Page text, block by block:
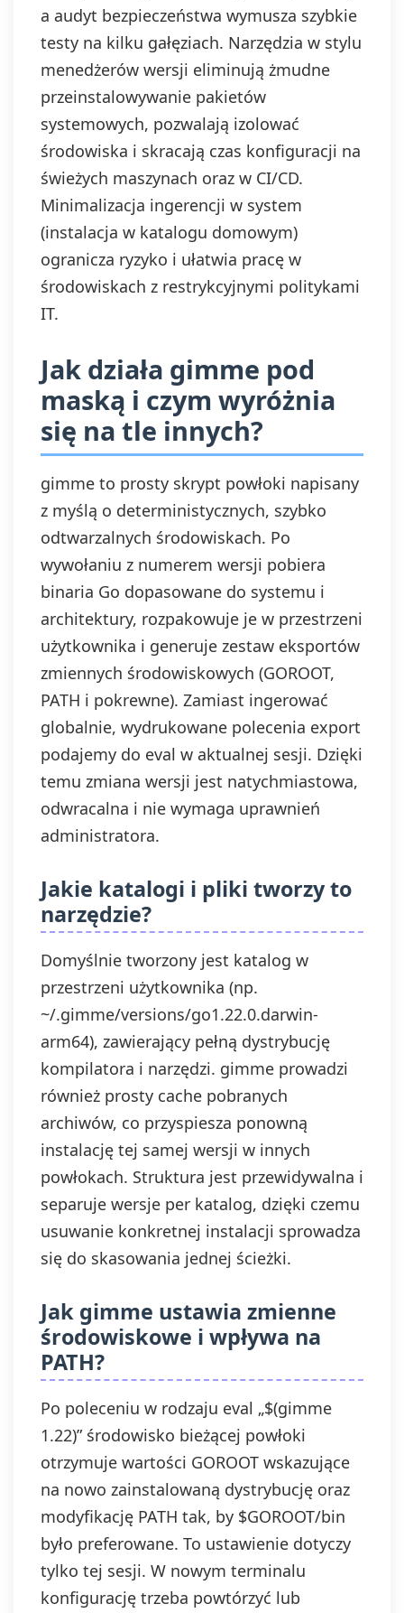
a audyt bezpieczeństwa wymusza szybkie
testy na kilku gałęziach. Narzędzia w stylu
menedżerów wersji eliminują żmudne
przeinstalowywanie pakietów
systemowych, pozwalają izolować
środowiska i skracają czas konfiguracji na
świeżych maszynach oraz w CI/CD.
Minimalizacja ingerencji w system
(instalacja w katalogu domowym)
ogranicza ryzyko i ułatwia pracę w
środowiskach z restrykcyjnymi politykami
IT.
Jak działa gimme pod
maską i czym wyróżnia
się na tle innych?
gimme to prosty skrypt powłoki napisany
z myślą o deterministycznych, szybko
odtwarzalnych środowiskach. Po
wywołaniu z numerem wersji pobiera
binaria Go dopasowane do systemu i
architektury, rozpakowuje je w przestrzeni
użytkownika i generuje zestaw eksportów
zmiennych środowiskowych (GOROOT,
PATH i pokrewne). Zamiast ingerować
globalnie, wydrukowane polecenia export
podajemy do eval w aktualnej sesji. Dzięki
temu zmiana wersji jest natychmiastowa,
odwracalna i nie wymaga uprawnień
administratora.
Jakie katalogi i pliki tworzy to
narzędzie?
Domyślnie tworzony jest katalog w
przestrzeni użytkownika (np.
~/.gimme/versions/go1.22.0.darwin-
arm64), zawierający pełną dystrybucję
kompilatora i narzędzi. gimme prowadzi
również prosty cache pobranych
archiwów, co przyspiesza ponowną
instalację tej samej wersji w innych
powłokach. Struktura jest przewidywalna i
separuje wersje per katalog, dzięki czemu
usuwanie konkretnej instalacji sprowadza
się do skasowania jednej ścieżki.
Jak gimme ustawia zmienne
środowiskowe i wpływa na
PATH?
Po poleceniu w rodzaju eval „$(gimme
1.22)” środowisko bieżącej powłoki
otrzymuje wartości GOROOT wskazujące
na nowo zainstalowaną dystrybucję oraz
modyfikację PATH tak, by $GOROOT/bin
było preferowane. To ustawienie dotyczy
tylko tej sesji. W nowym terminalu
konfigurację trzeba powtórzyć lub